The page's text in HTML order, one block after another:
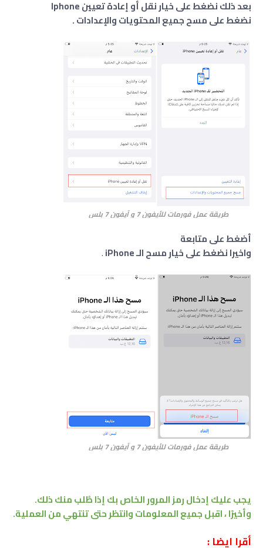
بعد ذلك نضغط على خيار نقل أو إعادة تعيين Iphone
نضغط على مسح جميع المحتويات والإعدادات .
طريقة عمل فورمات للأيفون 7 و آيفون 7 بلس
أضغط على متابعة
واخيرا نضغط على خيار مسح الـ iPhone
.
طريقة عمل فورمات للأيفون 7 و آيفون 7 بلس
يجب عليك إدخال رمز المرور الخاص بك إذا طُلب منك ذلك.
وأخيرًا ، اقبل جميع المعلومات وانتظر حتى تنتهي من العملية.
أقرا ايضا :